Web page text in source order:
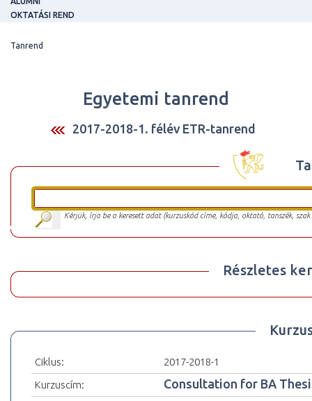
OKTATÁSI REND
Tanrend
Egyetemi tanrend
2017-2018-1. félév ETR-tanrend
Kérjük, írja be a keresett adat (kurzuskód címe, kódja, oktató, tanszék,
Részletes
Ciklus:
2017-2018-1
Kurzuscím:
Consultation for BA